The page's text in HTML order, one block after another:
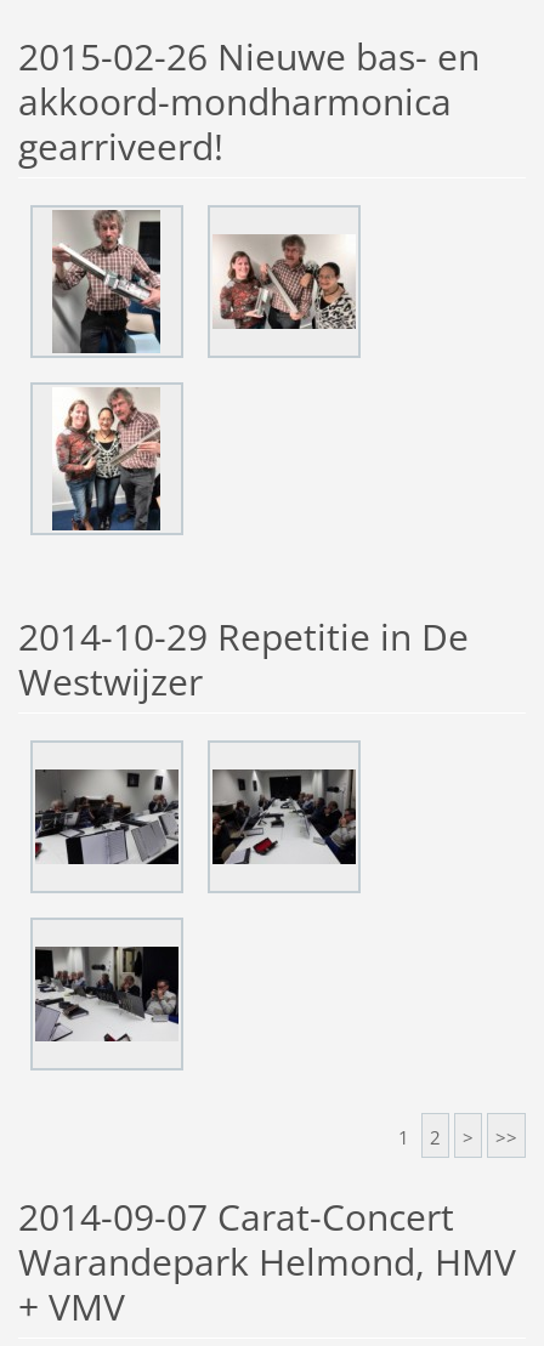
2015-02-26 Nieuwe bas- en
akkoord-mondharmonica
gearriveerd!
2014-10-29 Repetitie in De
Westwijzer
1 2 > >>
2014-09-07 Carat-Concert
Warandepark Helmond, HMV
+ VMV